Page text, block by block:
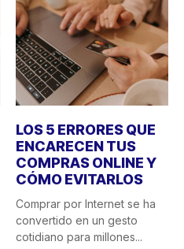
LOS 5 ERRORES QUE
ENCARECEN TUS
COMPRAS ONLINE Y
CÓMO EVITARLOS
Comprar por Internet se ha
convertido en un gesto
cotidiano para millones...